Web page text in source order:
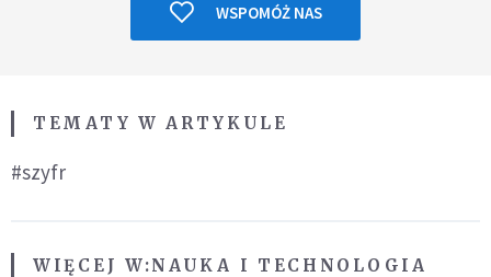
WSPOMÓŻ NAS
TEMATY W ARTYKULE
#szyfr
WIĘCEJ W:NAUKA I TECHNOLOGIA